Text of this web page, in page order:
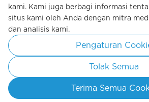
Hak cipta 2026 Copyright Midea. Kebijakan
undang.
Kebijakan Pribadi
Cookie
kami. Kami juga berbagi informasi
situs kami oleh Anda dengan mitra
dan analisis kami.
Pengaturan
Tolak Semua
Terima Semua